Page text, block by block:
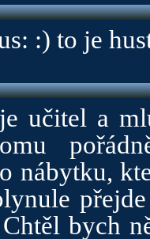
:) to je
učitel a
nábytku,
bych